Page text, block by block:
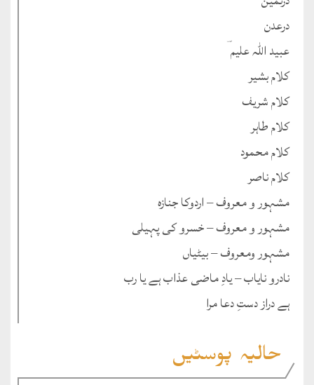
درعدن
عبید اللہ علیم ؔ
کلام بشیر
کلام شریف
کلام طاہر
کلام محمود
کلام ناصر
مشہور و معروف – اردوکا جنازہ
مشہور و معروف – خسرو کی پہیلی
مشہور ومعروف – بیٹیاں
نادرو نایاب – یادِ ماضی عذاب ہے یا رب
ہے دراز دستِ دعا مرا
حالیہ پوسٹیں